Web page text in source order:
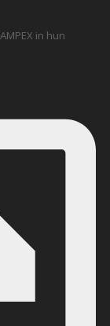
in hun